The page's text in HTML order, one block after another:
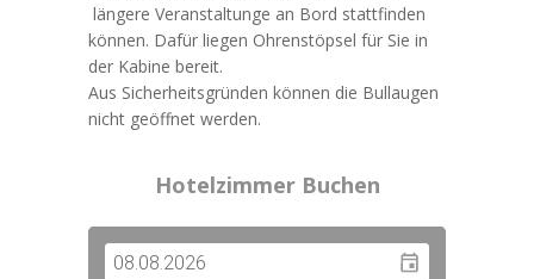
längere Veranstaltunge an Bord stattfinden
können. Dafür liegen Ohrenstöpsel für Sie in
der Kabine bereit.
Aus Sicherheitsgründen können die Bullaugen
nicht geöffnet werden.
Hotelzimmer Buchen